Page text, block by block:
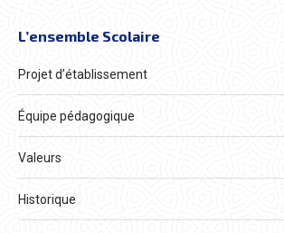
L’ensemble Scolaire
Projet d’établissement
Équipe pédagogique
Valeurs
Historique